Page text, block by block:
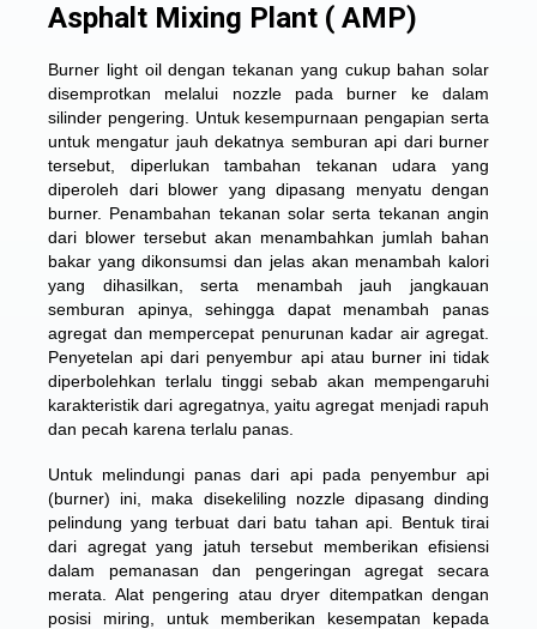
Asphalt Mixing Plant ( AMP)
Burner light oil dengan tekanan yang cukup bahan solar
disemprotkan melalui nozzle pada burner ke dalam
silinder pengering. Untuk kesempurnaan pengapian serta
untuk mengatur jauh dekatnya semburan api dari burner
tersebut, diperlukan tambahan tekanan udara yang
diperoleh dari blower yang dipasang menyatu dengan
burner. Penambahan tekanan solar serta tekanan angin
dari blower tersebut akan menambahkan jumlah bahan
bakar yang dikonsumsi dan jelas akan menambah kalori
yang dihasilkan, serta menambah jauh jangkauan
semburan apinya, sehingga dapat menambah panas
agregat dan mempercepat penurunan kadar air agregat.
Penyetelan api dari penyembur api atau burner ini tidak
diperbolehkan terlalu tinggi sebab akan mempengaruhi
karakteristik dari agregatnya, yaitu agregat menjadi rapuh
dan pecah karena terlalu panas.
Untuk melindungi panas dari api pada penyembur api
(burner) ini, maka disekeliling nozzle dipasang dinding
pelindung yang terbuat dari batu tahan api. Bentuk tirai
dari agregat yang jatuh tersebut memberikan efisiensi
dalam pemanasan dan pengeringan agregat secara
merata. Alat pengering atau dryer ditempatkan dengan
posisi miring, untuk memberikan kesempatan kepada